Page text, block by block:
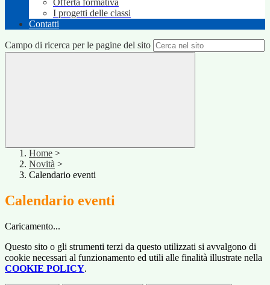
Offerta formativa
I progetti delle classi
Contatti
Campo di ricerca per le pagine del sito
Home >
Novità >
Calendario eventi
Calendario eventi
Caricamento...
Questo sito o gli strumenti terzi da questo utilizzati si avvalgono di
cookie necessari al funzionamento ed utili alle finalità illustrate nella
COOKIE POLICY.